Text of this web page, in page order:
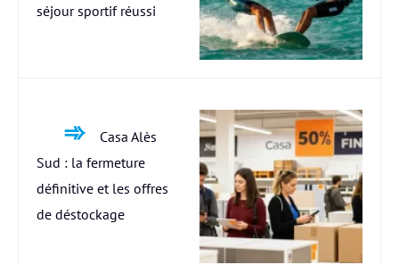
séjour sportif réussi
Casa Alès
Sud : la fermeture
définitive et les offres
de déstockage